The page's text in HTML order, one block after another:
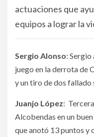
actuaciones que
equipos a lograr la
Sergio Alonso: Sergio
juego en la derrota de
y un tiro de dos fallado
Juanjo López:
Alcobendas en un
que anotó 13 puntos y